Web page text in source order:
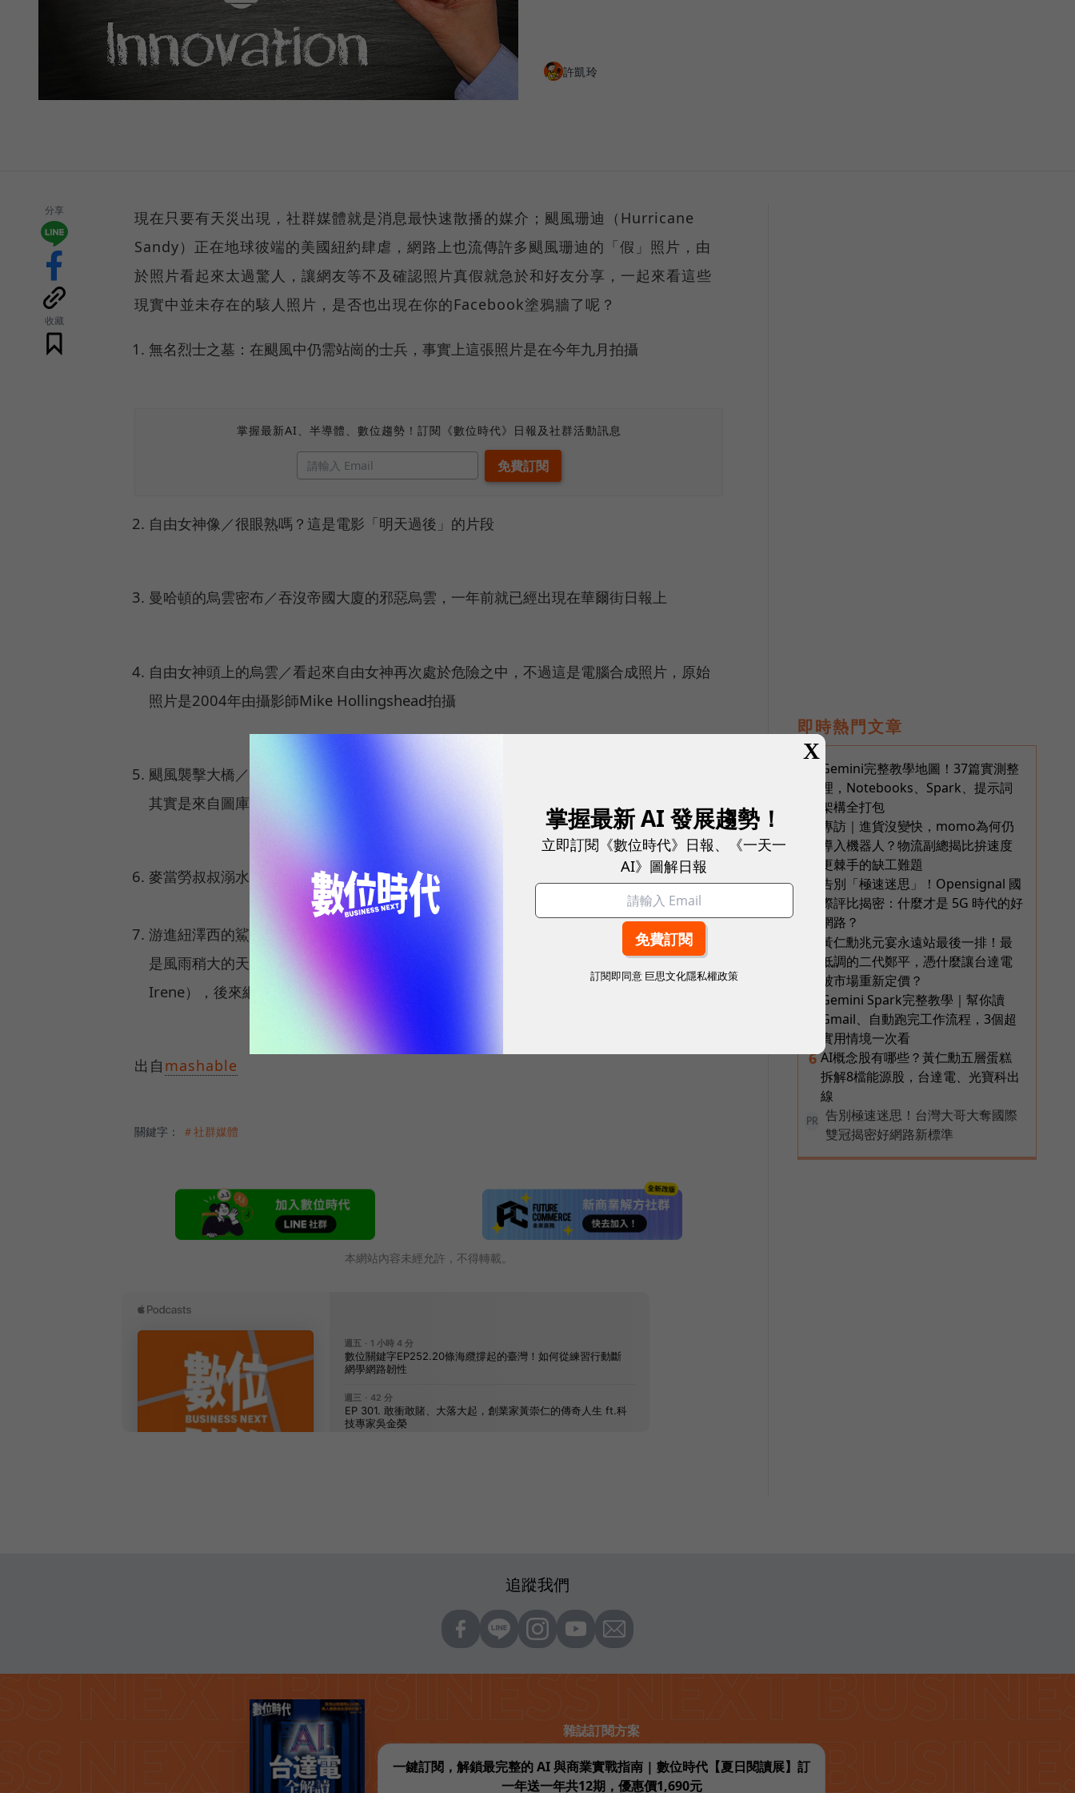
許凱玲
分享
收藏
現在只要有天災出現，社群媒體就是消息最快速散播的媒介；颶風珊迪（Hurricane
Sandy）正在地球彼端的美國紐約肆虐，網路上也流傳許多颶風珊迪的「假」照片，由
於照片看起來太過驚人，讓網友等不及確認照片真假就急於和好友分享，一起來看這些
現實中並未存在的駭人照片，是否也出現在你的Facebook塗鴉牆了呢？
無名烈士之墓：在颶風中仍需站崗的士兵，事實上這張照片是在今年九月拍攝
掌握最新AI、半導體、數位趨勢！訂閱《數位時代》日報及社群活動訊息
自由女神像／很眼熟嗎？這是電影「明天過後」的片段
曼哈頓的烏雲密布／吞沒帝國大廈的邪惡烏雲，一年前就已經出現在華爾街日報上
自由女神頭上的烏雲／看起來自由女神再次處於危險之中，不過這是電腦合成照片，原始
照片是2004年由攝影師Mike Hollingshead拍攝
颶風襲擊大橋／橫跨紐約曼哈頓和紐澤西之間的華盛頓大橋，看起來即將被颶風吞噬，這
其實是來自圖庫照片，2009年拍攝
麥當勞叔叔溺水了／別擔心，這是2009年某電影片段，事實上並未有任何人受傷
游進紐澤西的鯊魚／洪水不夠嚇人，那鯊魚呢？這是在Twitter網站流傳的照片，其實只要
是風雨稍大的天氣，網路上就會流傳這隻鯊魚，包括
（Hurricane
Irene），後來網友在Google搜尋上找出了原圖
出自 mashable
關鍵字： ＃社群媒體
本網站內容未經允許，不得轉載。
即時熱門文章
Gemini完整教學地圖！37篇實測整
理，Notebooks、Spark、提示詞
架構全打包
專訪｜進貨沒變快，momo為何仍
導入機器人？物流副總揭比拚速度
更棘手的缺工難題
告別「極速迷思」！Opensignal 國
際評比揭密：什麼才是 5G 時代的好
網路？
黃仁勳兆元宴永遠站最後一排！最
低調的二代鄭平，憑什麼讓台達電
被市場重新定價？
Gemini Spark完整教學｜幫你讀
Gmail、自動跑完工作流程，3個超
實用情境一次看
6 AI概念股有哪些？黃仁勳五層蛋糕
拆解8檔能源股，台達電、光寶科出
線
PR
告別極速迷思！台灣大哥大奪國際
雙冠揭密好網路新標準
追蹤我們
雜誌訂閱方案
一鍵訂閱，解鎖最完整的 AI 與商業實戰指南 | 數位時代【夏日閱讀展】訂
一年送一年共12期，優惠價1,690元
X
掌握最新 AI 發展趨勢！
立即訂閱《數位時代》日報、《一天一
AI》圖解日報
訂閱即同意 巨思文化隱私權政策